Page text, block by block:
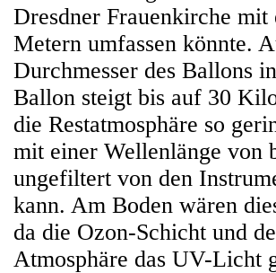
Dresdner Frauenkirche
Metern umfassen könnte.
Durchmesser des Ballons
Ballon steigt bis auf 30
die Restatmosphäre so
mit einer Wellenlänge von
ungefiltert von den
kann. Am Boden wären
da die Ozon-Schicht und
Atmosphäre das UV-Licht